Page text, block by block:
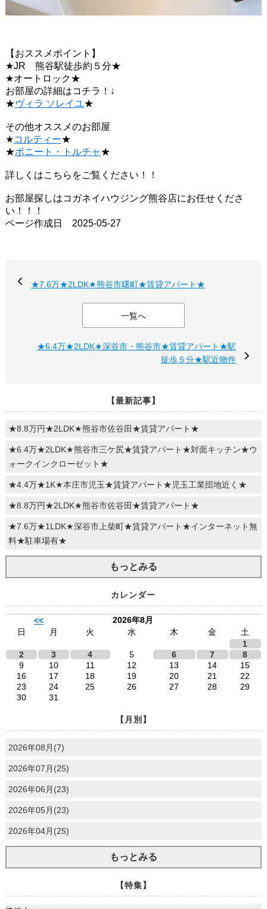
【おススメポイント】
★JR 熊谷駅徒歩約５分★
★オートロック★
お部屋の詳細はコチラ！↓
★ヴィラ ソレイユ★
その他オススメのお部屋
★コルティー★
★ボニート・トルチャ★
詳しくはこちらをご覧ください！！
お部屋探しはコガネイハウジング熊谷店にお任せくださ
い！！！
ページ作成日 2025-05-27
★7.6万★2LDK★熊谷市曙町★賃貸アパート★
一覧へ
★6.4万★2LDK★深谷市・熊谷市★賃貸アパート★駅
徒歩５分★駅近物件
【最新記事】
★8.8万円★2LDK★熊谷市佐谷田★賃貸アパート★
★6.4万★2LDK★熊谷市三ケ尻★賃貸アパート★対面キッチン★ウ
ォークインクローゼット★
★4.4万★1K★本庄市児玉★賃貸アパート★児玉工業団地近く★
★8.8万円★2LDK★熊谷市佐谷田★賃貸アパート★
★7.6万★1LDK★深谷市上柴町★賃貸アパート★インターネット無
料★駐車場有★
もっとみる
カレンダー
<<
2026年8月
日
月 火 水 木 金
土
1
2
3 4 5 6 7
8
9
10 11 12 13 14
15
16
17 18 19 20 21
22
23
24 25 26 27 28
29
30
31
【月別】
2026年08月(7)
2026年07月(25)
2026年06月(23)
2026年05月(23)
2026年04月(25)
もっとみる
【特集】